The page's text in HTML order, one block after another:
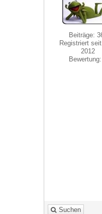
Beiträge:
Registriert
2012
Suchen